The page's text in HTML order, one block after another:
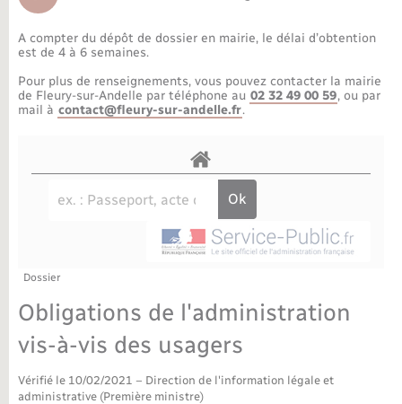
Parrainage civil
Recensement militaire
Petite enfance
Info jeunes
Associations
Bibliothèques
Sport
Tourisme
Bornes de recharge électrique
Travaux - Autorisation d’occupation de l’espace
public
Publications
Agenda
La Communauté de communes
A compter du dépôt de dossier en mairie, le délai d’obtention
est de 4 à 6 semaines.
Pour plus de renseignements, vous pouvez contacter la mairie
de Fleury-sur-Andelle par téléphone au 02 32 49 00 59, ou par
mail à contact@fleury-sur-andelle.fr.
Dossier
Obligations de l'administration
vis-à-vis des usagers
Vérifié le 10/02/2021 – Direction de l'information légale et
administrative (Première ministre)